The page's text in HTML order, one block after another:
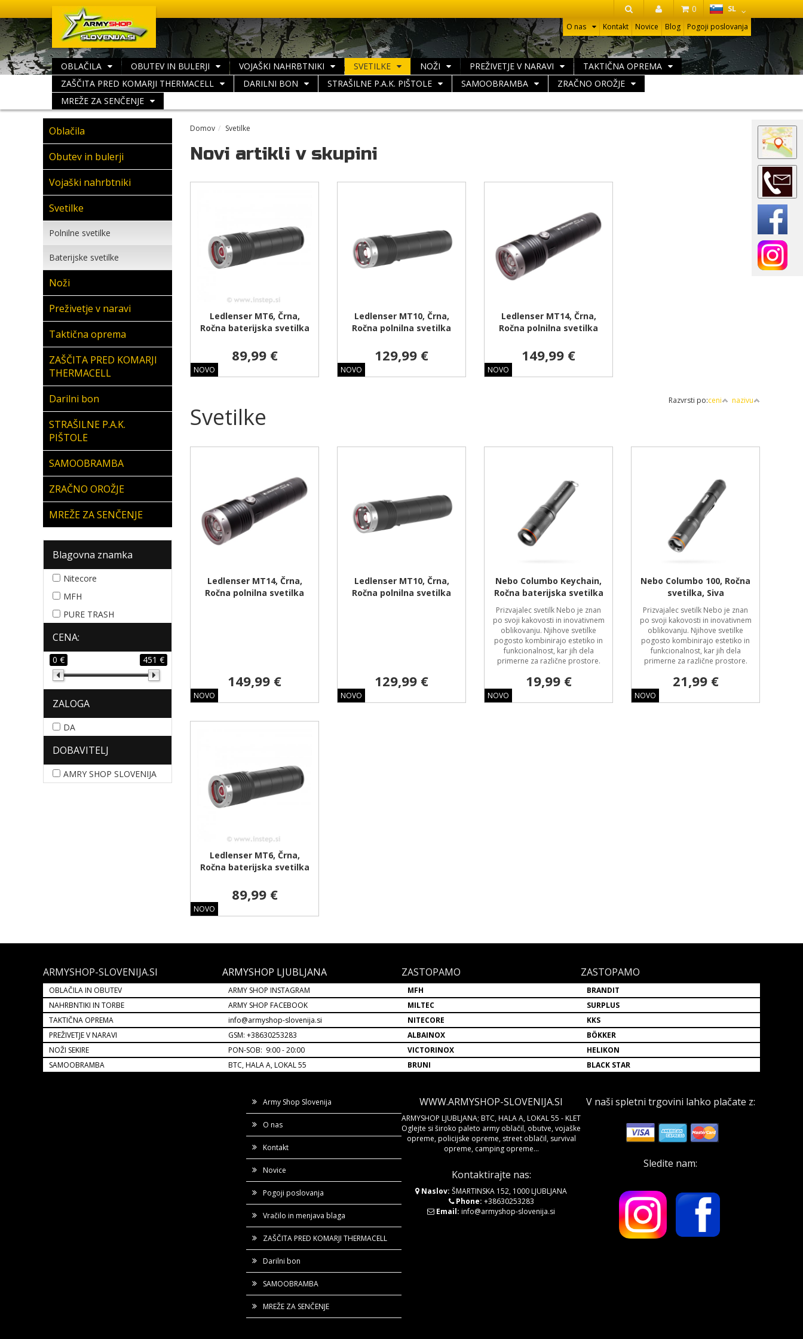
IŠČI
SL
0
O nas Kontakt Novice Blog Pogoji poslovanja
OBLAČILA OBUTEV IN BULERJI VOJAŠKI NAHRBTNIKI SVETILKE NOŽI PREŽIVETJE V NARAVI
TAKTIČNA OPREMA
ZAŠČITA PRED KOMARJI THERMACELL
DARILNI BON STRAŠILNE P.A.K. PIŠTOLE SAMOOBRAMBA
ZRAČNO OROŽJE
MREŽE ZA SENČENJE
Oblačila
Obutev in bulerji
Vojaški nahrbtniki
Svetilke
Polnilne svetilke
Baterijske svetilke
Noži
Preživetje v naravi
Taktična oprema
ZAŠČITA PRED KOMARJI
THERMACELL
Darilni bon
STRAŠILNE P.A.K.
PIŠTOLE
SAMOOBRAMBA
ZRAČNO OROŽJE
MREŽE ZA SENČENJE
Blagovna znamka
Nitecore
MFH
PURE TRASH
CENA:
0 € 451 €
ZALOGA
DA
DOBAVITELJ
AMRY SHOP SLOVENIJA
Domov Svetilke
Novi artikli v skupini
NOVO
Ledlenser MT6, Črna,
Ročna baterijska svetilka
89,99 €
NOVO
Ledlenser MT10, Črna,
Ročna polnilna svetilka
129,99 €
NOVO
Ledlenser MT14, Črna,
Ročna polnilna svetilka
149,99 €
Razvrsti po:ceni nazivu
Svetilke
NOVO
Ledlenser MT14, Črna,
Ročna polnilna svetilka
149,99 €
NOVO
Ledlenser MT10, Črna,
Ročna polnilna svetilka
129,99 €
NOVO
Nebo Columbo Keychain,
Ročna baterijska svetilka
Prizvajalec svetilk Nebo je znan
po svoji kakovosti in inovativnem
oblikovanju. Njihove svetilke
pogosto kombinirajo estetiko in
funkcionalnost, kar jih dela
primerne za različne prostore.
19,99 €
NOVO
Nebo Columbo 100, Ročna
svetilka, Siva
Prizvajalec svetilk Nebo je znan
po svoji kakovosti in inovativnem
oblikovanju. Njihove svetilke
pogosto kombinirajo estetiko in
funkcionalnost, kar jih dela
primerne za različne prostore.
21,99 €
NOVO
Ledlenser MT6, Črna,
Ročna baterijska svetilka
89,99 €
ARMYSHOP-SLOVENIJA.SI
OBLAČILA IN OBUTEV
NAHRBNTIKI IN TORBE
TAKTIČNA OPREMA
PREŽIVETJE V NARAVI
NOŽI SEKIRE
SAMOOBRAMBA
ARMYSHOP LJUBLJANA
ARMY SHOP INSTAGRAM
ARMY SHOP FACEBOOK
info@armyshop-slovenija.si
GSM: +38630253283
PON-SOB: 9:00 - 20:00
BTC, HALA A, LOKAL 55
ZASTOPAMO
MFH
MILTEC
NITECORE
ALBAINOX
VICTORINOX
BRUNI
ZASTOPAMO
BRANDIT
SURPLUS
KKS
BÖKKER
HELIKON
BLACK STAR
Army Shop Slovenija
O nas
Kontakt
Novice
Pogoji poslovanja
Vračilo in menjava blaga
ZAŠČITA PRED KOMARJI THERMACELL
Darilni bon
SAMOOBRAMBA
MREŽE ZA SENČENJE
WWW.ARMYSHOP-SLOVENIJA.SI
ARMYSHOP LJUBLJANA; BTC, HALA A, LOKAL 55 - KLET
Oglejte si široko paleto army oblačil, obutve, vojaške
opreme, policijske opreme, street oblačil, survival
opreme, camping opreme...
Kontaktirajte nas:
Naslov: ŠMARTINSKA 152, 1000 LJUBLJANA
Phone: +38630253283
Email: info@armyshop-slovenija.si
V naši spletni trgovini lahko plačate z:
Sledite nam: